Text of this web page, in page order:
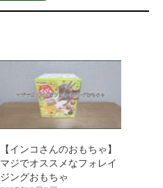
【インコさんのおもちゃ】
マジでオススメなフォレイ
ジングおもちゃ